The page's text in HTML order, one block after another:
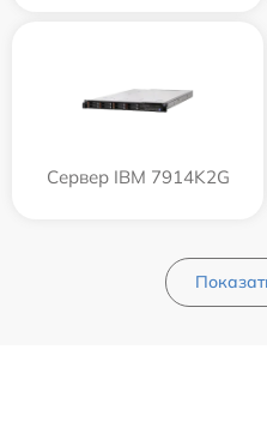
Сервер IBM 7914K2G